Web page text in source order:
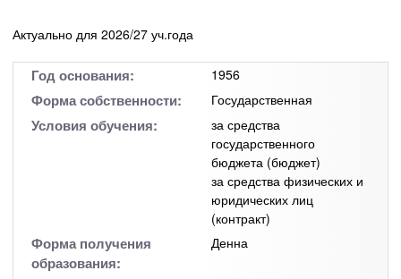
i
n
н
и
Актуально для 2026/27 уч.года
Год основания: 1956
Форма собственности: Государственная
Условия обучения:
за средства
государственного
бюджета (бюджет)
за средства физических и
юридических лиц
(контракт)
Форма получения
образования:
Денна